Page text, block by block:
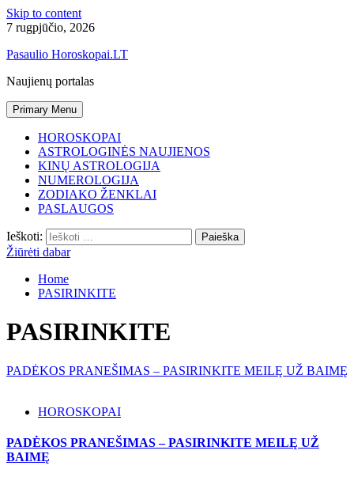
Skip to content
7 rugpjūčio, 2026
Pasaulio Horoskopai.LT
Naujienų portalas
Primary Menu
HOROSKOPAI
ASTROLOGINĖS NAUJIENOS
KINŲ ASTROLOGIJA
NUMEROLOGIJA
ZODIAKO ŽENKLAI
PASLAUGOS
Ieškoti:
Žiūrėti dabar
Home
PASIRINKITE
PASIRINKITE
PADĖKOS PRANEŠIMAS – PASIRINKITE MEILĘ UŽ BAIMĘ
HOROSKOPAI
PADĖKOS PRANEŠIMAS – PASIRINKITE MEILĘ UŽ
BAIMĘ